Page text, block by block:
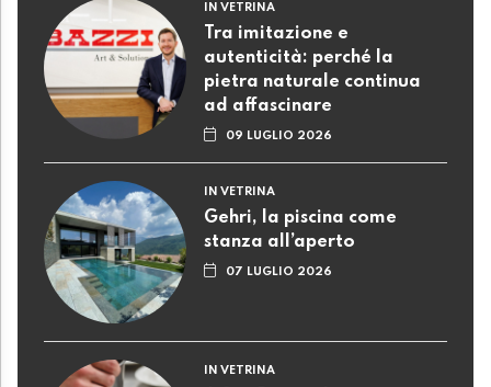
IN VETRINA
Tra imitazione e
autenticità: perché la
pietra naturale continua
ad affascinare
09 LUGLIO 2026
IN VETRINA
Gehri, la piscina come
stanza all’aperto
07 LUGLIO 2026
IN VETRINA